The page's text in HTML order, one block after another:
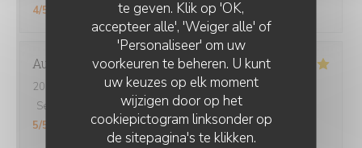
te geven. Klik op 'OK,
accepteer alle', 'Weiger alle' of
'Personaliseer' om uw
voorkeuren te beheren. U kunt
uw keuzes op elk moment
wijzigen door op het
cookiepictogram linksonder op
de sitepagina's te klikken.
4/5
Aurélie
2026-08-03
- 19:45 - Gasten 2
Service
Atmosfeer:5/5 Keuken:5 /5 Kwaliteit / Prijs
5/5